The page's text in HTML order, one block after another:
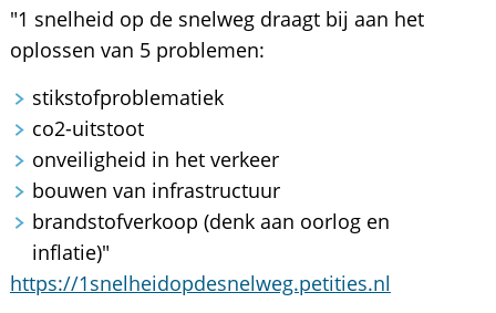
"1 snelheid op de snelweg draagt bij aan het
oplossen van 5 problemen:
stikstofproblematiek
co2-uitstoot
onveiligheid in het verkeer
bouwen van infrastructuur
brandstofverkoop (denk aan oorlog en
inflatie)"
https://1snelheidopdesnelweg.petities.nl